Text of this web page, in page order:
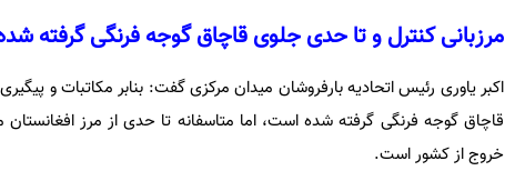
مرزبانی کنترل و تا حدی جلوی قاچاق گوجه فرنگی گرفته
اکبر یاوری رئیس اتحادیه بارفروشان میدان مرکزی گفت: بنابر مکاتبات و
قاچاق گوجه فرنگی گرفته شده است، اما متاسفانه تا حدی از مرز
خروج از کشور است.